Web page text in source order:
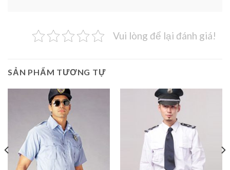
Vui lòng để lại đánh giá!
SẢN PHẨM TƯƠNG TỰ